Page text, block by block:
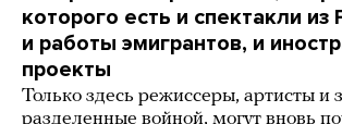
которого есть и спектакли из
и работы эмигрантов, и
проекты
Только здесь режиссеры, артисты и
разделенные войной, могут вновь